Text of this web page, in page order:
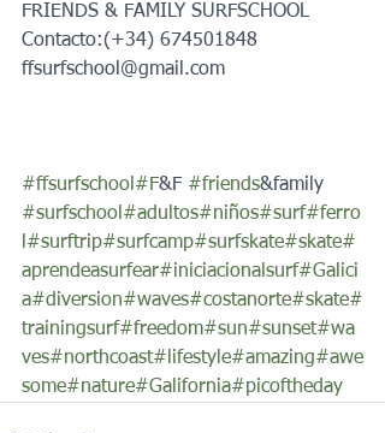
FRIENDS & FAMILY SURFSCHOOL
Contacto:(+34) 674501848
ffsurfschool@gmail.com
#ffsurfschool #F&F #friends&family
#surfschool #adultos#niños#surf#ferro
#surftrip#surfcamp#surfskate#skate#
aprendeasurfear#iniciacionalsurf#Galici
a#diversion#waves#costanorte#skate#
trainingsurf#freedom#sun#sunset#wa
ves#northcoast#lifestyle#amazing#awe
some#nature#Galifornia#picoftheday